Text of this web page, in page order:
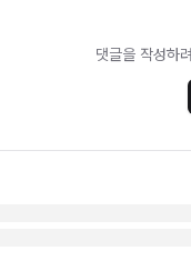
댓글을 작성하